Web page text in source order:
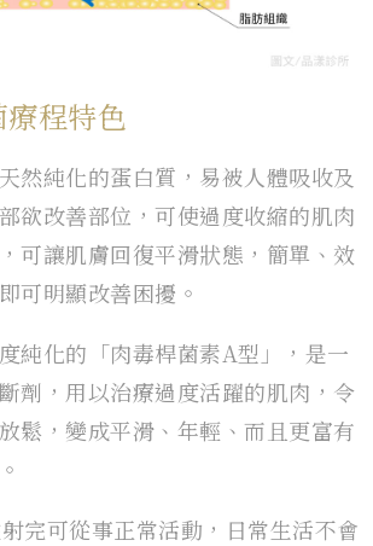
程特色
然純化的蛋白質，易被人體吸收及
欲改善部位，可使過度收縮的肌肉
可讓肌膚回復平滑狀態，簡單、效
可明顯改善困擾。
純化的「肉毒桿菌素A型」，是一
劑，用以治療過度活躍的肌肉，令
鬆，變成平滑、年輕、而且更富有
完可從事正常活動，日常生活不會